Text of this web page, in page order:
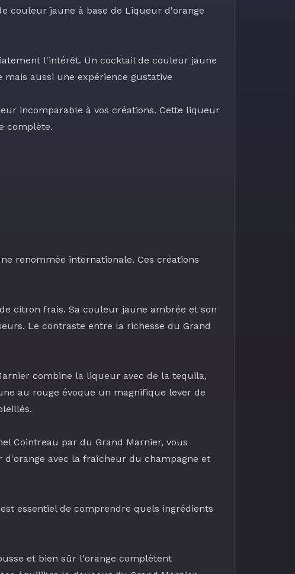
couleur jaune à base de Liqueur d'orange
l'intérêt. Un cocktail de couleur jaune
aussi une expérience gustative
incomparable à vos créations. Cette liqueur
complète.
renommée internationale. Ces créations
citron frais. Sa couleur jaune ambrée et son
Le contraste entre la richesse du Grand
combine la liqueur avec de la tequila,
au rouge évoque un magnifique lever de
Cointreau par du Grand Marnier, vous
avec la fraîcheur du champagne et
essentiel de comprendre quels ingrédients
et bien sûr l'orange complètent